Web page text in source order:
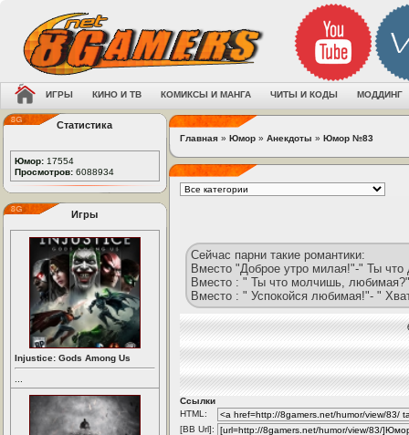
ИГРЫ КИНО И ТВ КОМИКСЫ И МАНГА ЧИТЫ И КОДЫ МОДДИНГ
Статистика
Юмор: 17554
Просмотров: 6088934
Игры
Injustice: Gods Among Us
Главная » Юмор » Анекдоты » Юмор №83
Сейчас парни такие романтики:
Вместо "Доброе утро милая!"-" Ты
Вместо : " Ты что молчишь,
Вместо : " Успокойся любимая!"- "
Ссылки
HTML:
[BB Url]: